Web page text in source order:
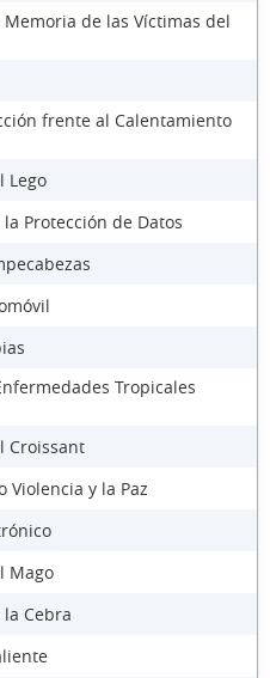
de las Víctimas del
frente al Calentamiento
Lego
Protección de Datos
Tropicales
Croissant
Violencia y la Paz
Mago
Cebra